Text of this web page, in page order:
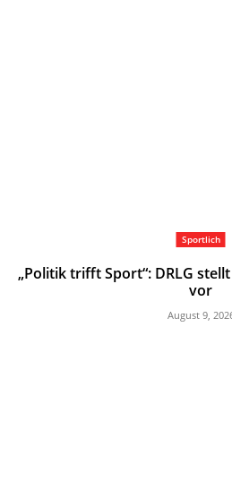
Sportlich
„Politik trifft Sport“: DRLG
vor
August 9,